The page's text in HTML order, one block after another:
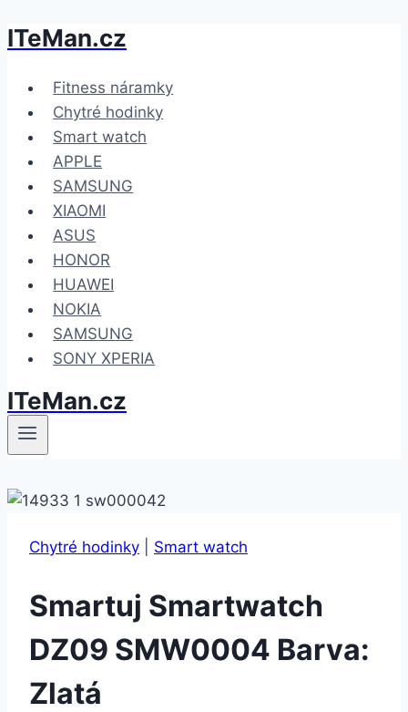
Přeskočit
obsah
ITeMan.cz
Fitness náramky
Chytré hodinky
Smart watch
APPLE
SAMSUNG
XIAOMI
ASUS
HONOR
HUAWEI
NOKIA
SAMSUNG
SONY XPERIA
ITeMan.cz
Chytré hodinky Smart watch
Smartuj Smartwatch
DZ09 SMW0004 Barva:
Zlatá